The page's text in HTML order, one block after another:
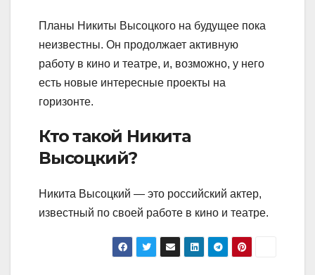
Планы Никиты Высоцкого на будущее пока
неизвестны. Он продолжает активную
работу в кино и театре, и, возможно, у него
есть новые интересные проекты на
горизонте.
Кто такой Никита
Высоцкий?
Никита Высоцкий — это российский актер,
известный по своей работе в кино и театре.